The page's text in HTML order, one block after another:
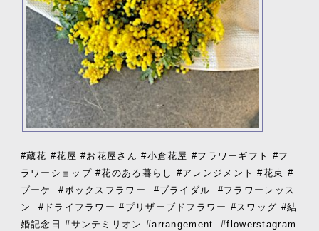
#蔵花 #花屋 #お花屋さん #小倉花屋 #フラワーギフト #フ
ラワーショップ #花のある暮らし #アレンジメント #花束 #
ブーケ
#ボックスフラワー #ブライダル
#フラワーレッス
ン
#ドライフラワー #プリザーブドフラワー #スワッグ #結
婚記念日 #サンテミリオン #arrangement
#flowerstagram